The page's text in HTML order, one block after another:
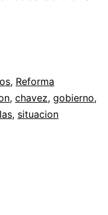
, Reforma
, chavez, gobierno,
, situacion